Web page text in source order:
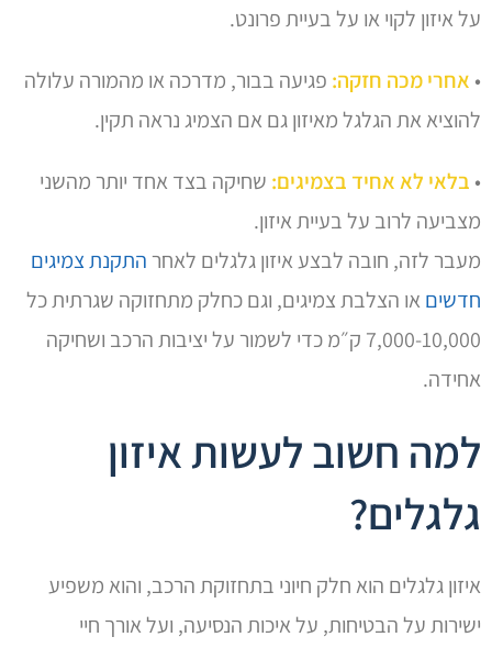
על איזון לקוי או על בעיית פרונט.
• אחרי מכה חזקה: פגיעה בבור, מדרכה או מהמורה עלולה
להוציא את הגלגל מאיזון גם אם הצמיג נראה תקין.
• בלאי לא אחיד בצמיגים: שחיקה בצד אחד יותר מהשני
מצביעה לרוב על בעיית איזון.
מעבר לזה, חובה לבצע איזון גלגלים לאחרהתקנת צמיגים
חדשים או הצלבת צמיגים, וגם כחלק מתחזוקה שגרתית כל
7,000-10,000 ק״מ כדי לשמור על יציבות הרכב ושחיקה
אחידה.
למה חשוב לעשות איזון
גלגלים?
איזון גלגלים הוא חלק חיוני בתחזוקת הרכב, והוא משפיע
ישירות על הבטיחות, על איכות הנסיעה, ועל אורך חיי